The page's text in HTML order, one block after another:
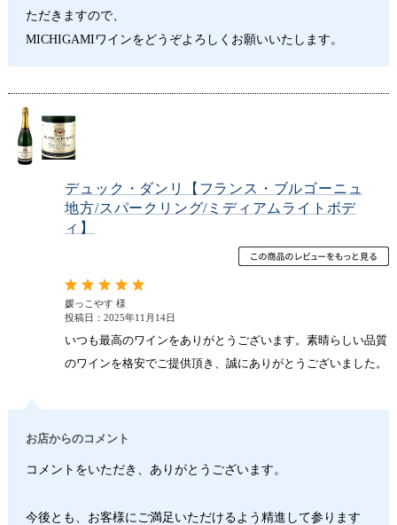
ただきますので、
MICHIGAMIワインをどうぞよろしくお願いいたします。
デュック・ダンリ【フランス・ブルゴーニュ
地方/スパークリング/ミディアムライトボデ
ィ】
媛っこやす 様
投稿日：2025年11月14日
いつも最高のワインをありがとうございます。素晴らしい品質
のワインを格安でご提供頂き、誠にありがとうございました。
お店からのコメント
コメントをいただき、ありがとうございます。
今後とも、お客様にご満足いただけるよう精進して参ります